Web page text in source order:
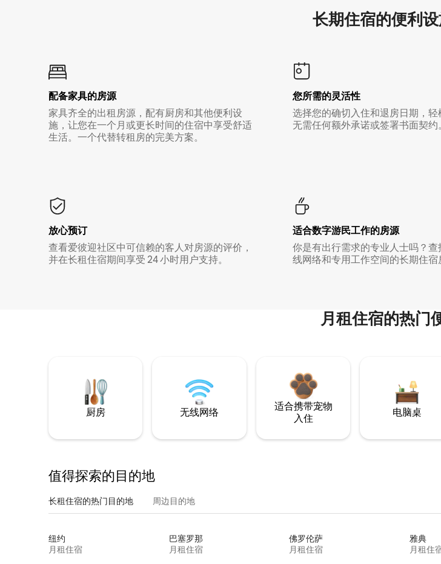
长期住宿的便利
配备家具的房源
家具齐全的出租房源，配有厨房和其他便利设
施，让您在一个月或更长时间的住宿中享受舒适
生活。一个代替转租房的完美方案。
您所需的灵活性
选择您的确切入住和退房日期，轻
无需任何额外承诺或签署书面契约
放心预订
查看爱彼迎社区中可信赖的客人对房源的评价，
并在长租住宿期间享受 24 小时用户支持。
适合数字游民工作的房源
你是有出行需求的专业人士吗？
线网络和专用工作空间的长期住宿
月租住宿的热门
厨房 无线网络
适合携带宠物
入住
电脑桌
值得探索的目的地
长租住宿的热门目的地 周边目的地
纽约
月租住宿
巴塞罗那
月租住宿
佛罗伦萨
月租住宿
雅典
月租住